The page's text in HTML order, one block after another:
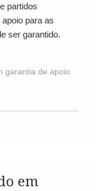
partidos
para as
ser garantido.
garantia de apoio
em